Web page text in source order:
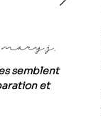
semblent
et